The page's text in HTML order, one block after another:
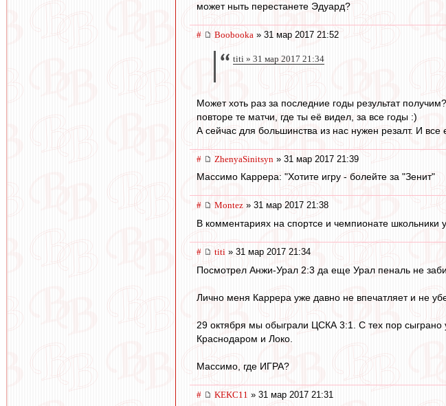
может ныть перестанете Эдуард?
# Boobooka » 31 мар 2017 21:52
titi » 31 мар 2017 21:34
Может хоть раз за последние годы результат
повторе те матчи, где ты её видел, за все годы :)
А сейчас для большинства из нас нужен резалт. И все
# ZhenyaSinitsyn » 31 мар 2017 21:39
Массимо Каррера: "Хотите игру - болейте за "Зенит"
# Montez » 31 мар 2017 21:38
В комментариях на спортсе и чемпионате школьники
# titi » 31 мар 2017 21:34
Посмотрел Анжи-Урал 2:3 да еще Урал пеналь не
Лично меня Каррера уже давно не впечатляет и не
29 октября мы обыграли ЦСКА 3:1. С тех пор
Краснодаром и Локо.
Массимо, где ИГРА?
# KEKC11 » 31 мар 2017 21:31